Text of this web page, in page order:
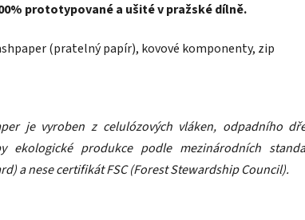
prototypované a ušité v pražské dílně.
(pratelný papír), kovové komponenty, zip
je vyroben z celulózových vláken, odpadního
ekologické produkce podle mezinárodních
a nese certifikát FSC (Forest Stewardship Council).